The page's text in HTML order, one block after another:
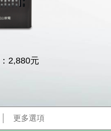
2,880元
更多選項